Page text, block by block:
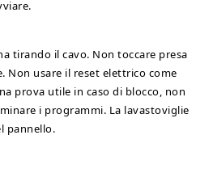
tirando il cavo. Non toccare presa
Non usare il reset elettrico come
prova utile in caso di blocco, non
i programmi. La lavastoviglie
pannello.